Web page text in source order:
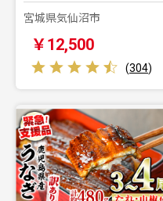
宮城県気仙沼市
￥12,500
(304)